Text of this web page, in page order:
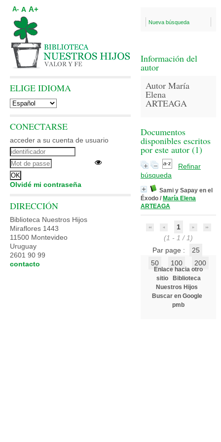
Nueva búsqueda
Información del
autor
Autor María
Elena
ARTEAGA
Documentos
disponibles escritos
por este autor (1)
Refinar
búsqueda
Sami y Sapay en el
Éxodo / María Elena
ARTEAGA
1
(1 - 1 / 1)
Par page :
25
50
100 200
Enlace hacia otro
sitio
Biblioteca
Nuestros Hijos
Buscar en Google
pmb
A- A A+
ELIGE IDIOMA
CONECTARSE
acceder a su cuenta de usuario
Olvidé mi contraseña
DIRECCIÓN
Biblioteca Nuestros Hijos
Miraflores 1443
11500 Montevideo
Uruguay
2601 90 99
contacto